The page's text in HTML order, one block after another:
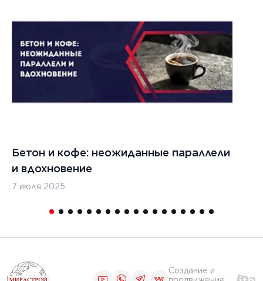
г.
Бетон и кофе: неожиданные параллели
и вдохновение
7 июля 2025
Создание и